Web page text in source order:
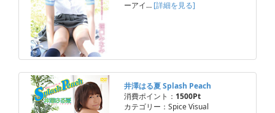
ーアイ… [詳細を見る]
井澤はる夏 Splash Peach
消費ポイント： 1500Pt
カテゴリー：Spice Visual